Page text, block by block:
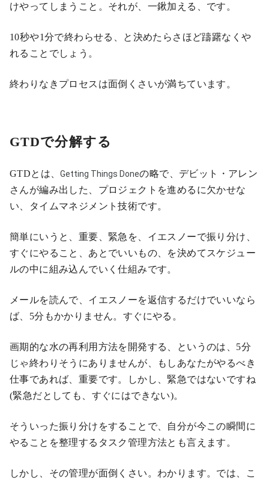
けやってしまうこと。それが、一鍬加える、です。
10秒や1分で終わらせる、と決めたらさほど躊躇なくや
れることでしょう。
終わりなきプロセスは面倒くさいが満ちています。
GTDで分解する
GTDとは、Getting Things Doneの略で、デビット・アレン
さんが編み出した、プロジェクトを進めるに欠かせな
い、タイムマネジメント技術です。
簡単にいうと、重要、緊急を、イエスノーで振り分け、
すぐにやること、あとでいいもの、を決めてスケジュー
ルの中に組み込んでいく仕組みです。
メールを読んで、イエスノーを返信するだけでいいなら
ば、5分もかかりません。すぐにやる。
画期的な水の再利用方法を開発する、というのは、5分
じゃ終わりそうにありませんが、もしあなたがやるべき
仕事であれば、重要です。しかし、緊急ではないですね
(緊急だとしても、すぐにはできない)。
そういった振り分けをすることで、自分が今この瞬間に
やることを整理するタスク管理方法とも言えます。
しかし、その管理が面倒くさい。わかります。では、こ